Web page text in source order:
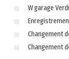
W garage
Changement
Changement